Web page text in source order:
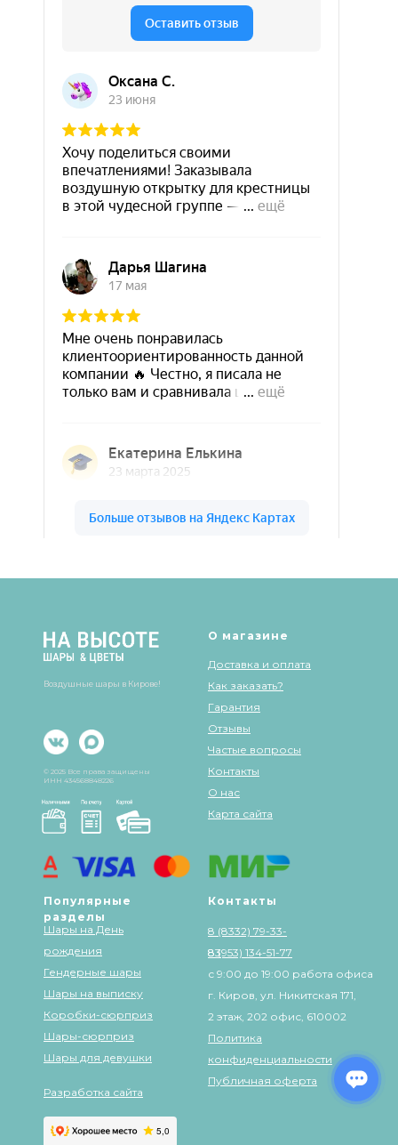
О магазине
Доставка и оплата
Популярные
разделы
Шары на День
рождения
Контакты
© 2025 Все права защищены
Как заказать?
Гарантия
Отзывы
Частые вопросы
Контакты
О нас
Гендерные шары
Шары на выписку
Коробки-сюрприз
Шары-сюрприз
Шары для девушки
8 (8332) 79-33-
83
8 (953) 134-51-77
с 9:00 до 19:00 работа офиса
г. Киров, ул. Никитская 171,
2 этаж, 202 офис, 610002
ИНН 434568848226
Политика
конфиденциальности
Публичная оферта
Карта сайта
Воздушные шары в Кирове!
Разработка сайта